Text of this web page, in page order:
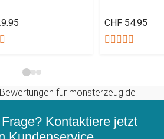
CHF 54.95
Kontaktiere jetzt